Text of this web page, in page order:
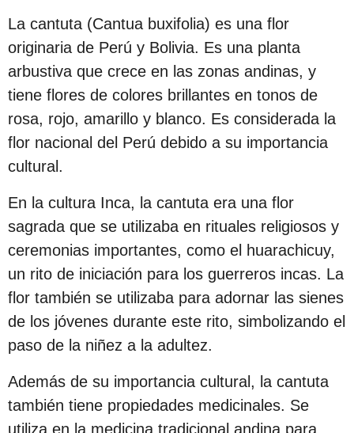
La cantuta (Cantua buxifolia) es una flor
originaria de Perú y Bolivia. Es una planta
arbustiva que crece en las zonas andinas, y
tiene flores de colores brillantes en tonos de
rosa, rojo, amarillo y blanco. Es considerada la
flor nacional del Perú debido a su importancia
cultural.
En la cultura Inca, la cantuta era una flor
sagrada que se utilizaba en rituales religiosos y
ceremonias importantes, como el huarachicuy,
un rito de iniciación para los guerreros incas. La
flor también se utilizaba para adornar las sienes
de los jóvenes durante este rito, simbolizando el
paso de la niñez a la adultez.
Además de su importancia cultural, la cantuta
también tiene propiedades medicinales. Se
utiliza en la medicina tradicional andina para